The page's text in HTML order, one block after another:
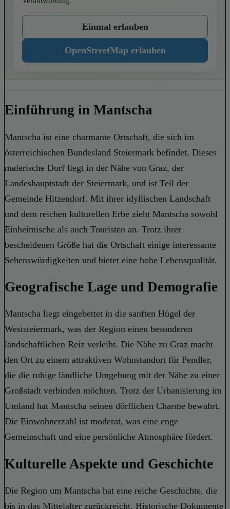
Einmal erlauben
OpenStreetMap erlauben
Einführung in Mantscha
Mantscha ist eine charmante Ortschaft, die sich im
österreichischen Bundesland Steiermark befindet. Dieses
malerische Dorf liegt in der Nähe von Graz, der
Landeshauptstadt der Steiermark, und ist Teil der
Gemeinde Hitzendorf. Mit ihrer idyllischen Landschaft
und dem reichen kulturellen Erbe zieht Mantscha sowohl
Einheimische als auch Touristen an. Trotz ihrer
bescheidenen Größe hat die Ortschaft einige interessante
Sehenswürdigkeiten und bietet eine hohe Lebensqualität.
Geografische Lage und Demografie
Mantscha liegt eingebettet in die sanften Hügel der
Weststeiermark, was der Region einen besonderen
landschaftlichen Reiz verleiht. Die Nähe zu Graz macht
den Ort zu einem attraktiven Wohnstandort für Pendler,
die die ruhige ländliche Umgebung mit der Nähe zu einer
Großstadt verbinden möchten. Trotz der Urbanisierung im
Umland hat Mantscha seinen dörflichen Charme bewahrt.
Die Einwohnerzahl ist moderat, was eine enge
Gemeinschaft und eine persönliche Atmosphäre fördert.
Kulturelle Aspekte und Geschichte
Die Region um Mantscha hat eine reiche Geschichte, die
bis in das Mittelalter zurückreicht. Historische Dokumente